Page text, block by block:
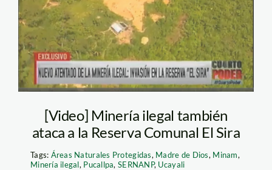
[Video] Minería ilegal también
ataca a la Reserva Comunal El Sira
Tags: Áreas Naturales Protegidas, Madre de Dios, Minam,
Minería ilegal, Pucallpa,SERNANP, Ucayali